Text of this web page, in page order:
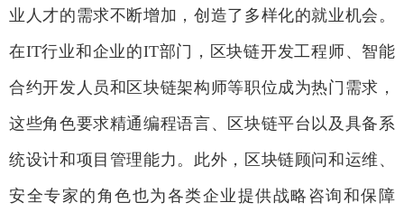
业人才的需求不断增加，创造了多样化的就业机会。
在IT行业和企业的IT部门，区块链开发工程师、智能
合约开发人员和区块链架构师等职位成为热门需求，
这些角色要求精通编程语言、区块链平台以及具备系
统设计和项目管理能力。此外，区块链顾问和运维、
安全专家的角色也为各类企业提供战略咨询和保障